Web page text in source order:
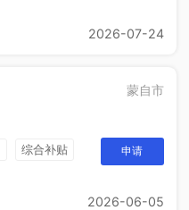
2026-07-24
蒙自市
综合补贴
申请
2026-06-05